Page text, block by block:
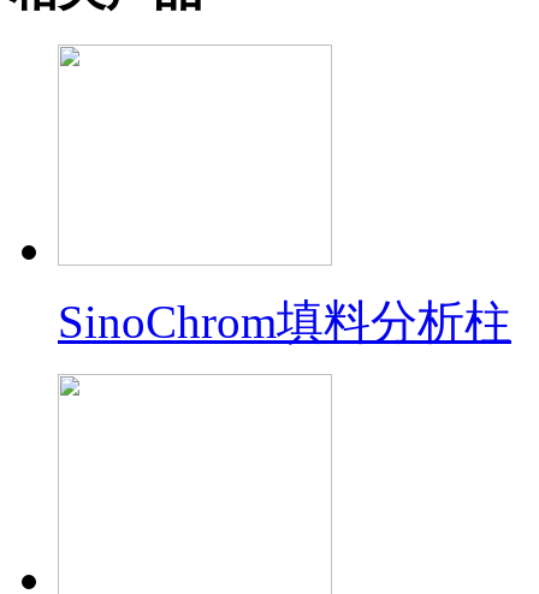
SinoChrom填料分析柱